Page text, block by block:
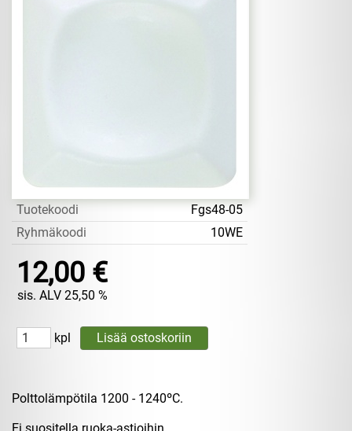
Tuotekoodi
Fgs48-05
Ryhmäkoodi
10WE
12,00 €
sis. ALV 25,50 %
kpl
Polttolämpötila 1200 - 1240ºC.